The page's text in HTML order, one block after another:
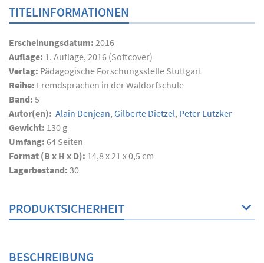
TITELINFORMATIONEN
Erscheinungsdatum: 2016
Auflage: 1. Auflage, 2016 (Softcover)
Verlag: Pädagogische Forschungsstelle Stuttgart
Reihe: Fremdsprachen in der Waldorfschule
Band: 5
Autor(en): Alain Denjean, Gilberte Dietzel, Peter Lutzker
Gewicht: 130 g
Umfang: 64 Seiten
Format (B x H x D): 14,8 x 21 x 0,5 cm
Lagerbestand: 30
PRODUKTSICHERHEIT
BESCHREIBUNG